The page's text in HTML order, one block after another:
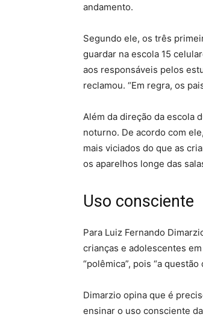
andamento.
Segundo ele, os três
guardar na escola 15
aos responsáveis pelos
reclamou. “Em regra, os
Além da direção da escola
noturno. De acordo com
mais viciados do que as
os aparelhos longe das
Uso consciente
Para Luiz Fernando
crianças e adolescentes
“polêmica”, pois “a
Dimarzio opina que é
ensinar o uso consciente